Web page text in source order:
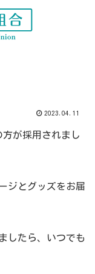
2023.04.11
が採用されまし
ジとグッズをお届
したら、いつでも